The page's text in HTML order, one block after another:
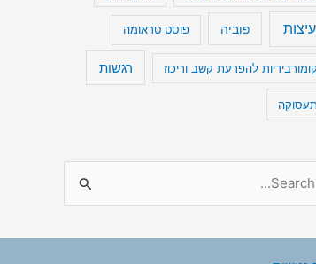
עיצות פוביה פוסט טראומה
קומורבידיות להפרעת קשב וריכוז רגשות
תעסוקה